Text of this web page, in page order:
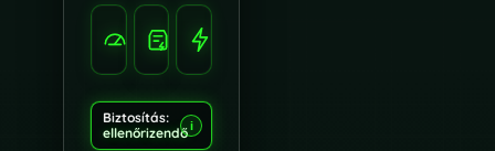
KM/H
HATÓTÁV
Biztosítás:
ellenőrizendői